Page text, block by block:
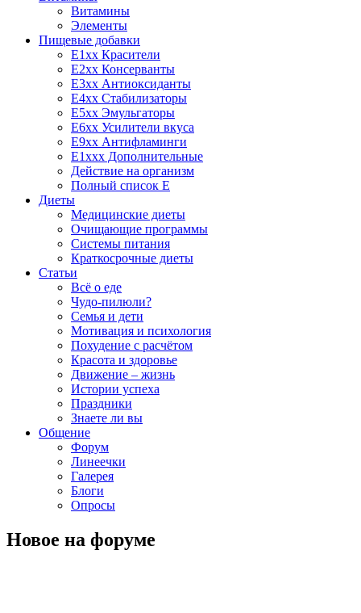
Витамины
Элементы
Пищевые добавки
E1xx Красители
E2xx Консерванты
E3xx Антиоксиданты
E4xx Стабилизаторы
E5xx Эмульгаторы
E6xx Усилители вкуса
E9xx Антифламинги
E1xxx Дополнительные
Действие на организм
Полный список E
Диеты
Медицинские диеты
Очищающие программы
Системы питания
Краткосрочные диеты
Статьи
Всё о еде
Чудо-пилюли?
Семья и дети
Мотивация и психология
Похудение с расчётом
Красота и здоровье
Движение – жизнь
Истории успеха
Праздники
Знаете ли вы
Общение
Форум
Линеечки
Галерея
Блоги
Опросы
Новое на форуме